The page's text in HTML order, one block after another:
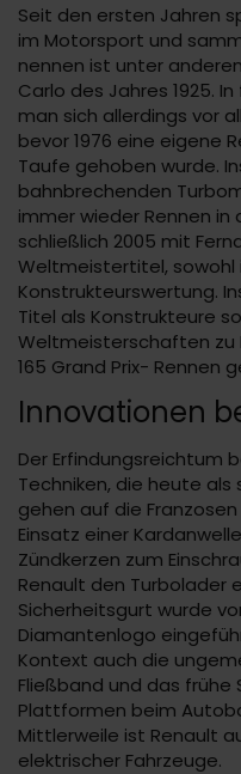
Seit den ersten Jahren
im Motorsport und
nennen ist unter
Carlo des Jahres 1925.
man sich allerdings vor
bevor 1976 eine eigene
Taufe gehoben wurde.
bahnbrechenden
immer wieder Rennen
schließlich 2005 mit
Weltmeistertitel, sowohl
Konstrukteurswertung.
Titel als Konstrukteure
Weltmeisterschaften zu
165 Grand Prix- Rennen
Innovationen
Der Erfindungsreichtum
Techniken, die heute
gehen auf die
Einsatz einer
Zündkerzen zum
Renault den Turbolader
Sicherheitsgurt wurde
Diamantenlogo
Kontext auch die
Fließband und das
Plattformen beim
Mittlerweile ist Renault
elektrischer Fahrzeuge.